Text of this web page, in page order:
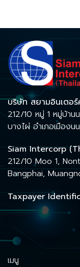
บริษัท สยามอินเตอร์
212/10 หมู่ 1 หมู่บ้าน
บางไผ่ อำเภอเมือง
Siam Intercorp
212/10 Moo 1,
Bangphai,
Taxpayer
เมนู